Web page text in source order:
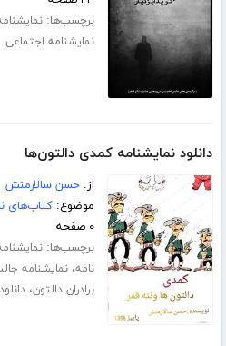
برچسب‌ها:
نمایشنامه اجتماعی
دانلود نمایشنامه کمدی دالتون‌ها
از:حسن سالارمنش
موضوع:کتاب‌های
۰ صفحه
برچسب‌ها:
نامه،نمایشنامه
برادران دالتون،